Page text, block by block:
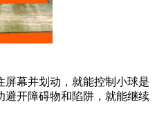
幕并划动，就能控制小球是
避开障碍物和陷阱，就能继续